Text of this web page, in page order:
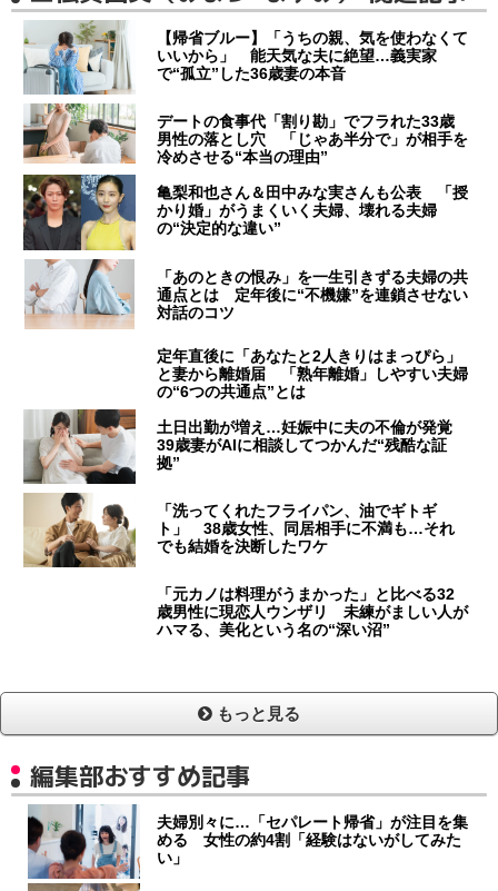
【帰省ブルー】「うちの親、気を使わなくて
いいから」 能天気な夫に絶望…義実家
で“孤立”した36歳妻の本音
デートの食事代「割り勘」でフラれた33歳
男性の落とし穴 「じゃあ半分で」が相手を
冷めさせる“本当の理由”
亀梨和也さん＆田中みな実さんも公表 「授
かり婚」がうまくいく夫婦、壊れる夫婦
の“決定的な違い”
「あのときの恨み」を一生引きずる夫婦の共
通点とは 定年後に“不機嫌”を連鎖させない
対話のコツ
定年直後に「あなたと2人きりはまっぴら」
と妻から離婚届 「熟年離婚」しやすい夫婦
の“6つの共通点”とは
土日出勤が増え…妊娠中に夫の不倫が発覚
39歳妻がAIに相談してつかんだ“残酷な証
拠”
「洗ってくれたフライパン、油でギトギ
ト」 38歳女性、同居相手に不満も…それ
でも結婚を決断したワケ
「元カノは料理がうまかった」と比べる32
歳男性に現恋人ウンザリ 未練がましい人が
ハマる、美化という名の“深い沼”
もっと見る
編集部おすすめ記事
夫婦別々に…「セパレート帰省」が注目を集
める 女性の約4割「経験はないがしてみた
い」